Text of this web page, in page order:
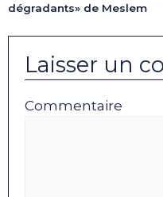
dégradants» de Meslem
Laisser un
Commentaire